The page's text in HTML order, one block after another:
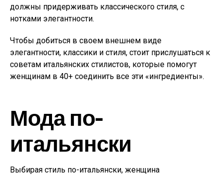
должны придерживать классического стиля, с
нотками элегантности.
Чтобы добиться в своем внешнем виде
элегантности, классики и стиля, стоит прислушаться к
советам итальянских стилистов, которые помогут
женщинам в 40+ соединить все эти «ингредиенты».
Мода по-
итальянски
Выбирая стиль по-итальянски, женщина